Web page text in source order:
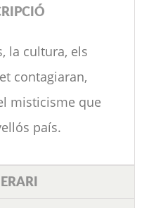
la cultura, els
contagiaran,
misticisme que
país.